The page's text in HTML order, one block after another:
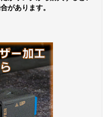
があります。